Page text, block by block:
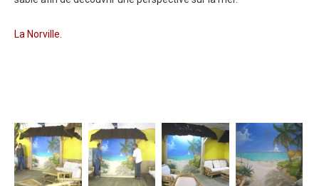
La Norville.